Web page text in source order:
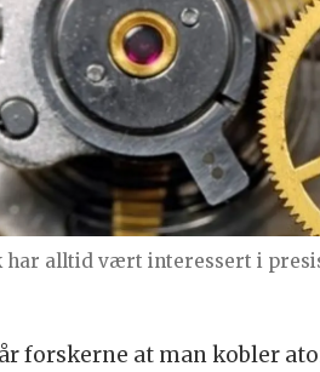
har alltid vært interessert i
forskerne at man kobler